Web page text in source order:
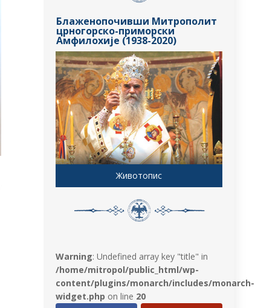
Блаженопочивши Митрополит
црногорско-приморски
Амфилохије (1938-2020)
Животопис
Warning: Undefined array key "title" in
/home/mitropol/public_html/wp-
content/plugins/monarch/includes/monarch-
widget.php on line 20